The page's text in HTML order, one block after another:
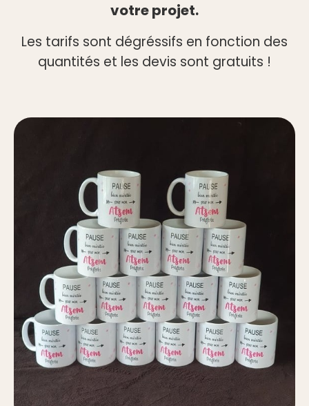
votre projet.
Les tarifs sont dégréssifs en fonction des
quantités et les devis sont gratuits !